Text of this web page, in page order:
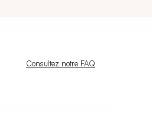
Nouvelle fenêtre
Consultez notre FAQ